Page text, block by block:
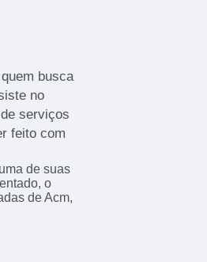
busca
no
serviços
feito com
de suas
o
de Acm,